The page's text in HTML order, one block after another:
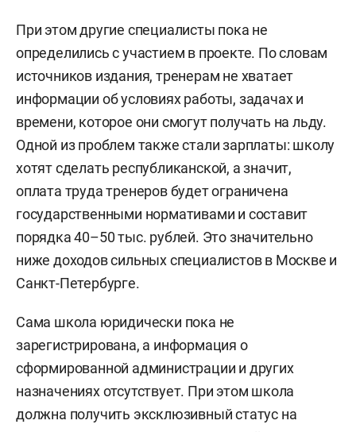
При этом другие специалисты пока не
определились с участием в проекте. По словам
источников издания, тренерам не хватает
информации об условиях работы, задачах и
времени, которое они смогут получать на льду.
Одной из проблем также стали зарплаты: школу
хотят сделать республиканской, а значит,
оплата труда тренеров будет ограничена
государственными нормативами и составит
порядка 40–50 тыс. рублей. Это значительно
ниже доходов сильных специалистов в Москве и
Санкт-Петербурге.
Сама школа юридически пока не
зарегистрирована, а информация о
сформированной администрации и других
назначениях отсутствует. При этом школа
должна получить эксклюзивный статус на